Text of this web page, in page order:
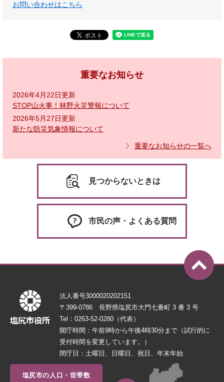
お問い合わせはこちら
重要なお知らせ
2026年4月22日更新
STOP山火事！林野火災警報について
2026年5月27日更新
新たな防災気象情報について
重要なお知らせの一覧へ
見つからないときは
市民の声・よくある質問
法人番号3000020202151
〒399-0786 長野県塩尻市大門七番町 3 番 3 号
Tel：0263-52-0280（代表）
開庁時間：午前9時から午後4時30分まで（試行的に
受付時間を変更しています。）
閉庁日：土曜日、日曜日、祝日、年末年始
塩尻市の人口・世帯数